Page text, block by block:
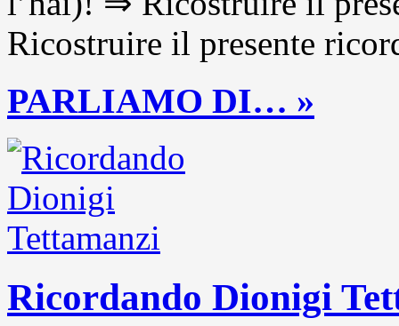
Ricostruire il presente
PARLIAMO DI… »
Ricordando Dionigi